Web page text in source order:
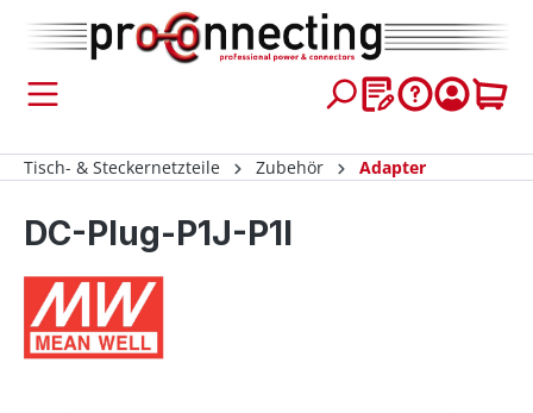
springen
Tisch- & Steckernetzteile Zubehör Adapter
DC-Plug-P1J-P1I